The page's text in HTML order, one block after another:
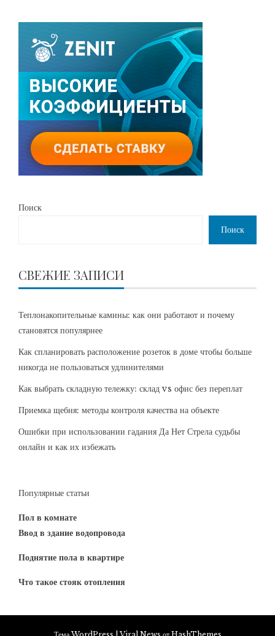
Поиск
Поиск
СВЕЖИЕ ЗАПИСИ
Теплонакопительные камины: как они работают и почему
становятся популярнее
Как спланировать расположение розеток в доме чтобы больше
никогда не пользоваться удлинителями
Как выбрать складную тележку: склад vs офис без переплат
Приемка щебня: методы контроля качества на объекте
Ошибки при использовании гадания Да Нет Стрела судьбы
онлайн и как их избежать
Популярные статьи
Пол в комнате
Ввод в здание водопровода
Поднятие пола в квартире
Что такое стояк отопления